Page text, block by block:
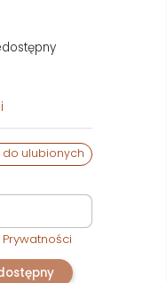
do ulubionych
Prywatności